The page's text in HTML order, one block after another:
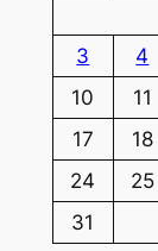
3
4
10
11
17
18
24
25
31